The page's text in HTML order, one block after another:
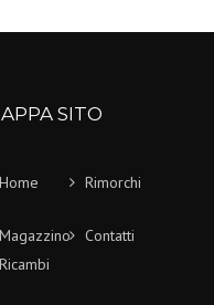
SITO
Home Rimorchi
Magazzino
Ricambi
Contatti